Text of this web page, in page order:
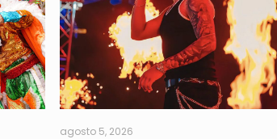
agosto 5, 2026